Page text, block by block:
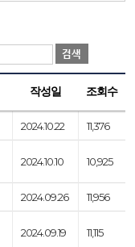
검색
작성일 조회수
2024.10.22 11,376
2024.10.10 10,925
2024.09.26 11,956
2024.09.19 11,115